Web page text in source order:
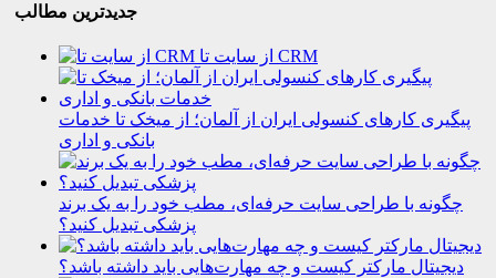
جدیدترین مطالب
از سایت تا CRM
پیگیری کارهای کنسولی ایران از آلمان؛ از میخک تا خدمات
بانکی و اداری
چگونه با طراحی سایت حرفه‌ای، مطب خود را به یک برند
پزشکی تبدیل کنید؟
دیجیتال مارکتر کیست و چه مهارت‌هایی باید داشته باشد؟